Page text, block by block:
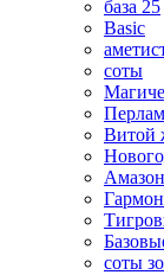
база 25
Basic
соты
Витой
соты